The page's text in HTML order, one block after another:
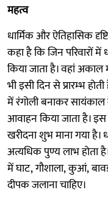
महत्व
धार्मिक और ऐतिहासिक
कहा है कि जिन परिवारों
किया जाता है। वहां अकाल
भी इसी दिन से प्रारम्भ
में रंगोली बनाकर
आवाहन किया जाता है।
खरीदना शुभ माना गया
अत्यधिक पुण्य लाभ होता
में घाट, गौशाला, कुआं,
दीपक जलाना चाहिए।